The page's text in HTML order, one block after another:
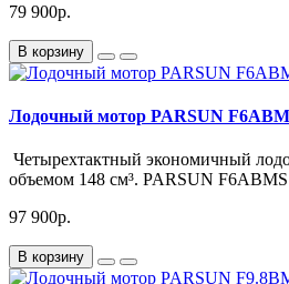
79 900р.
В корзину
Лодочный мотор PARSUN
Четырехтактный экономичный
объемом 148 см³. PARSUN
97 900р.
В корзину